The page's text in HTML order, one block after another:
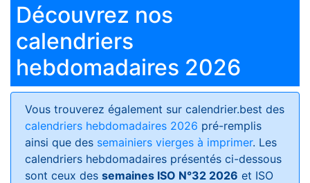
Découvrez nos
calendriers
hebdomadaires 2026
Vous trouverez également sur calendrier.best des
calendriers hebdomadaires 2026 pré-remplis
ainsi que des semainiers vierges à imprimer. Les
calendriers hebdomadaires présentés ci-dessous
sont ceux des semaines ISO N°32 2026 et ISO